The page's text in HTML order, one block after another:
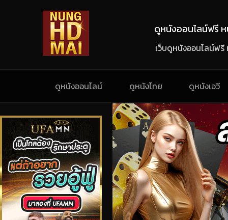
ดูหนังออนไลน์ฟรี ห
เว็บดูหนังออนไลน์ฟ
ดูหนังออนไลน์ ดูหนังไทย ดูหนังเอวี